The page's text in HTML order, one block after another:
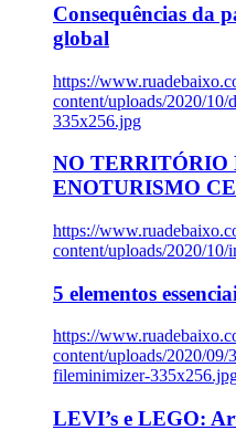
Consequências da
global
https://
content/uploads/2020/
335x256.jpg
NO TERRITÓRIO
ENOTURISMO
https://
content/uploads/2020/
5 elementos
https://
content/uploads/2020/
fileminimizer-
LEVI’s e LEGO: